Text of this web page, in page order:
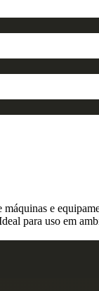
e
para uso em